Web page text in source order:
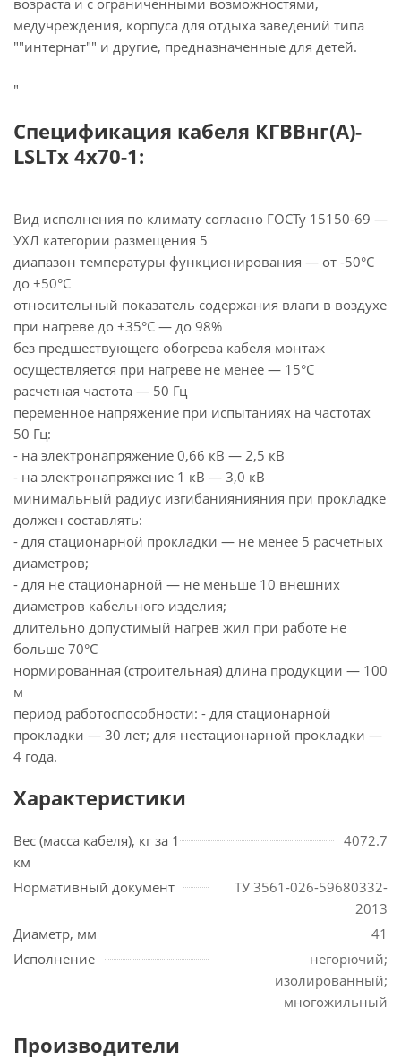
возраста и с ограниченными возможностями,
медучреждения, корпуса для отдыха заведений типа
""интернат"" и другие, предназначенные для детей.
"
Спецификация кабеля КГВВнг(А)-
LSLTx 4х70-1:
Вид исполнения по климату согласно ГОСТу 15150-69 —
УХЛ категории размещения 5
диапазон температуры функционирования — от -50°С
до +50°С
относительный показатель содержания влаги в воздухе
при нагреве до +35°С — до 98%
без предшествующего обогрева кабеля монтаж
осуществляется при нагреве не менее — 15°С
расчетная частота — 50 Гц
переменное напряжение при испытаниях на частотах
50 Гц:
- на электронапряжение 0,66 кВ — 2,5 кВ
- на электронапряжение 1 кВ — 3,0 кВ
минимальный радиус изгибаниянияния при прокладке
должен составлять:
- для стационарной прокладки — не менее 5 расчетных
диаметров;
- для не стационарной — не меньше 10 внешних
диаметров кабельного изделия;
длительно допустимый нагрев жил при работе не
больше 70°С
нормированная (строительная) длина продукции — 100
м
период работоспособности: - для стационарной
прокладки — 30 лет; для нестационарной прокладки —
4 года.
Характеристики
Вес (масса кабеля), кг за 1
км
4072.7
Нормативный документ
ТУ 3561-026-59680332-
2013
Диаметр, мм
41
Исполнение
негорючий;
изолированный;
многожильный
Производители